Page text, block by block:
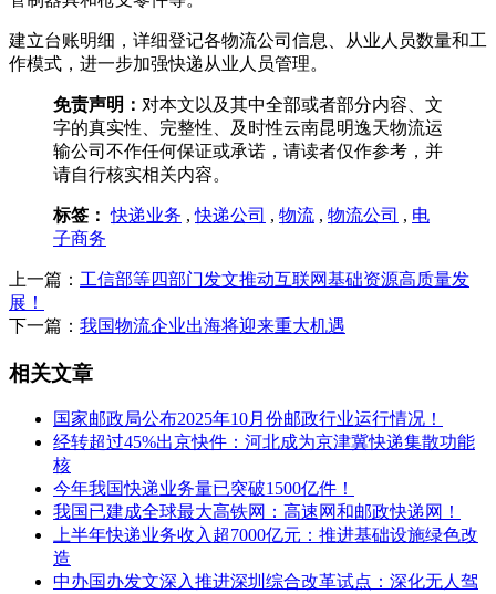
建立台账明细，详细登记各物流公司信息、从业人员数量和工
作模式，进一步加强快递从业人员管理。
免责声明： 对本文以及其中全部或者部分内容、文
字的真实性、完整性、及时性云南昆明逸天物流运
输公司不作任何保证或承诺，请读者仅作参考，并
请自行核实相关内容。
标签： 快递业务 ,快递公司 , 物流 , 物流公司 , 电
子商务
上一篇： 工信部等四部门发文推动互联网基础资源高质量发
展！
下一篇： 我国物流企业出海将迎来重大机遇
相关文章
国家邮政局公布2025年10月份邮政行业运行情况！
经转超过45%出京快件：河北成为京津冀快递集散功能
核
今年我国快递业务量已突破1500亿件！
我国已建成全球最大高铁网：高速网和邮政快递网！
上半年快递业务收入超7000亿元：推进基础设施绿色改
造
中办国办发文深入推进深圳综合改革试点：深化无人驾